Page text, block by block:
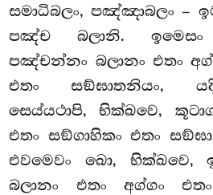
සමාධිබලං, පඤ්ඤාබලං –
පඤ්ච බලානි.
පඤ්චන්නං බලානං එතං
එතං සඞ්ඝාතනියං,
සෙය්යථාපි, භික්ඛවෙ,
එතං සඞ්ගාහිකං එතං
එවමෙවං ඛො, භික්ඛවෙ,
බලානං එතං අග්ගං